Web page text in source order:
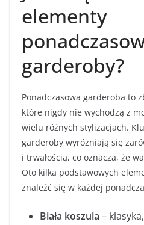
elementy
garderoby?
Ponadczasowa garderoba to
które nigdy nie wychodzą z
wielu różnych stylizacjach.
garderoby wyróżniają się
i trwałością, co oznacza, że
Oto kilka podstawowych
znaleźć się w każdej
Biała koszula –